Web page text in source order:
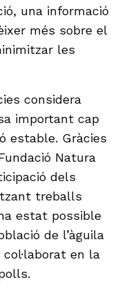
una informació
més sobre el
les
considera
important cap
estable. Gràcies
Natura
dels
treballs
estat possible
de l’àguila
en la